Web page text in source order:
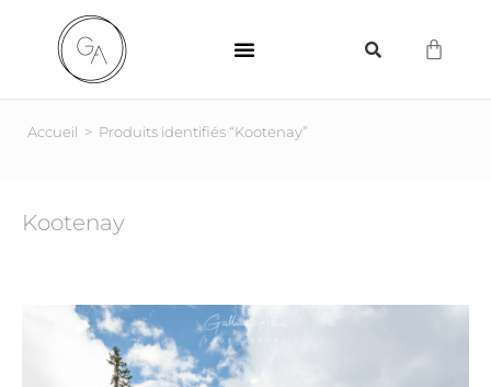
Accueil > Produits identifiés “Kootenay”
Kootenay